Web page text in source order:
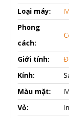
Loại máy:
Phong
cách:
Giới tính:
Kính:
Màu mặt:
Vỏ: